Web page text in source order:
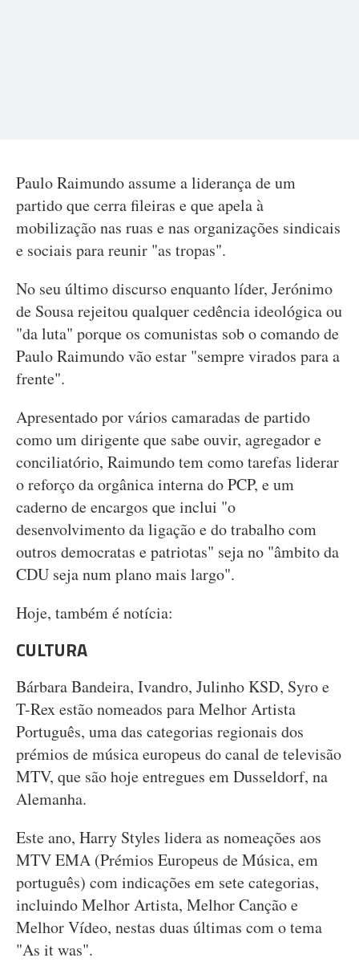
Paulo Raimundo assume a liderança de um
partido que cerra fileiras e que apela à
mobilização nas ruas e nas organizações sindicais
e sociais para reunir "as tropas".
No seu último discurso enquanto líder, Jerónimo
de Sousa rejeitou qualquer cedência ideológica ou
"da luta" porque os comunistas sob o comando de
Paulo Raimundo vão estar "sempre virados para a
frente".
Apresentado por vários camaradas de partido
como um dirigente que sabe ouvir, agregador e
conciliatório, Raimundo tem como tarefas liderar
o reforço da orgânica interna do PCP, e um
caderno de encargos que inclui "o
desenvolvimento da ligação e do trabalho com
outros democratas e patriotas" seja no "âmbito da
CDU seja num plano mais largo".
Hoje, também é notícia:
CULTURA
Bárbara Bandeira, Ivandro, Julinho KSD, Syro e
T-Rex estão nomeados para Melhor Artista
Português, uma das categorias regionais dos
prémios de música europeus do canal de televisão
MTV, que são hoje entregues em Dusseldorf, na
Alemanha.
Este ano, Harry Styles lidera as nomeações aos
MTV EMA (Prémios Europeus de Música, em
português) com indicações em sete categorias,
incluindo Melhor Artista, Melhor Canção e
Melhor Vídeo, nestas duas últimas com o tema
"As it was".